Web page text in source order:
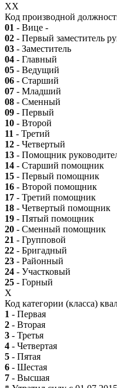
XX
Код производной
01 - Вице -
02 - Первый заместитель
03 - Заместитель
04 - Главный
05 - Ведущий
06 - Старший
07 - Младший
08 - Сменный
09 - Первый
10 - Второй
11 - Третий
12 - Четвертый
13 - Помощник
14 - Старший помощник
15 - Первый помощник
16 - Второй помощник
17 - Третий помощник
18 - Четвертый помощник
19 - Пятый помощник
20 - Сменный помощник
21 - Групповой
22 - Бригадный
23 - Районный
24 - Участковый
25 - Горный
X
Код категории (класса)
1 - Первая
2 - Вторая
3 - Третья
4 - Четвертая
5 - Пятая
6 - Шестая
7 - Высшая